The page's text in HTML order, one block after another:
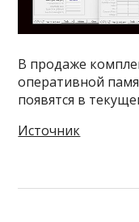
В продаже
оперативной
появятся в
Источник